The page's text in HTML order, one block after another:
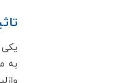
به